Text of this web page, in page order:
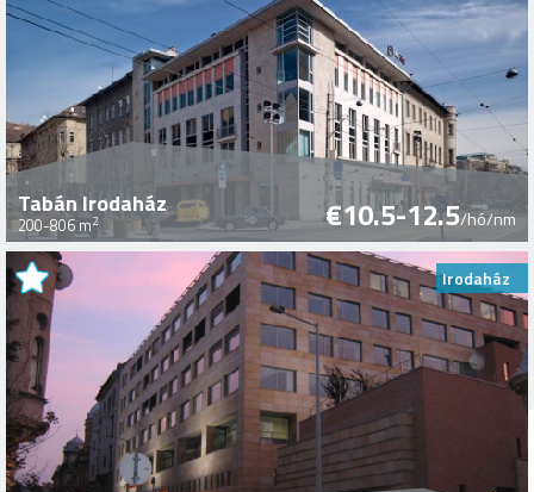
Tabán Irodaház
200-806 m2 €10.5-12.5/hó/nm
Irodaház